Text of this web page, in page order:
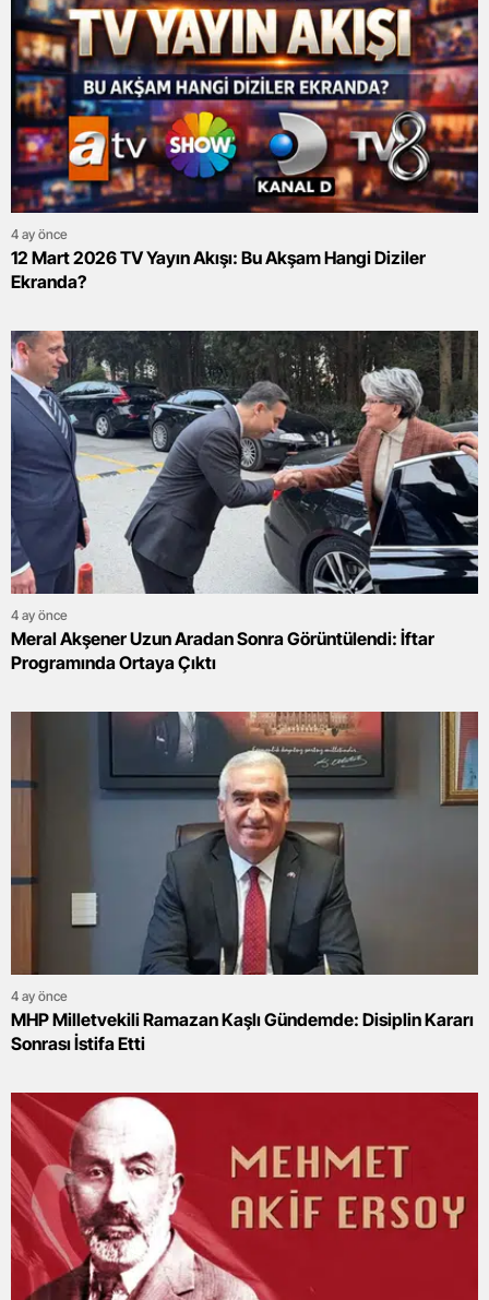
4 ay önce
12 Mart 2026 TV Yayın Akışı: Bu Akşam Hangi Diziler
Ekranda?
4 ay önce
Meral Akşener Uzun Aradan Sonra Görüntülendi: İftar
Programında Ortaya Çıktı
4 ay önce
MHP Milletvekili Ramazan Kaşlı Gündemde: Disiplin Kararı
Sonrası İstifa Etti